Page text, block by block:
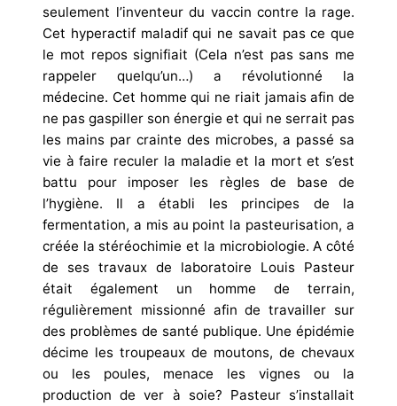
seulement l’inventeur du vaccin contre la rage.
Cet hyperactif maladif qui ne savait pas ce que
le mot repos signifiait (Cela n’est pas sans me
rappeler quelqu’un…) a révolutionné la
médecine. Cet homme qui ne riait jamais afin de
ne pas gaspiller son énergie et qui ne serrait pas
les mains par crainte des microbes, a passé sa
vie à faire reculer la maladie et la mort et s’est
battu pour imposer les règles de base de
l’hygiène. Il a établi les principes de la
fermentation, a mis au point la pasteurisation, a
créée la stéréochimie et la microbiologie. A côté
de ses travaux de laboratoire Louis Pasteur
était également un homme de terrain,
régulièrement missionné afin de travailler sur
des problèmes de santé publique. Une épidémie
décime les troupeaux de moutons, de chevaux
ou les poules, menace les vignes ou la
production de ver à soie? Pasteur s’installait